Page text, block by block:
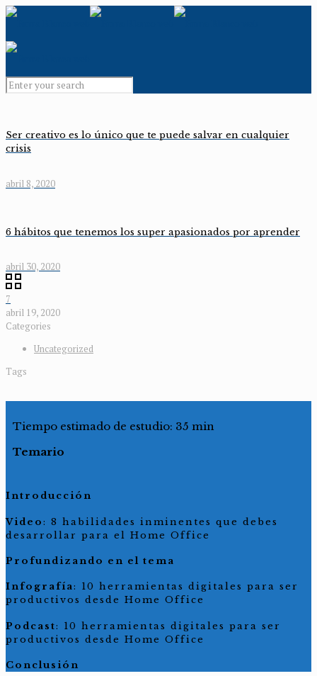
Ser creativo es lo único que te puede salvar en cualquier
crisis
abril 8, 2020
6 hábitos que tenemos los super apasionados por aprender
abril 30, 2020
7
abril 19, 2020
Categories
Uncategorized
Tags
Tiempo estimado de estudio: 35 min
Temario
Introducción
Video: 8 habilidades inminentes que debes
desarrollar para el Home Office
Profundizando en el tema
Infografía: 10 herramientas digitales para ser
productivos desde Home Office
Podcast: 10 herramientas digitales para ser
productivos desde Home Office
Conclusión